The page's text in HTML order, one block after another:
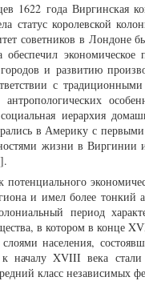
1622 года Виргинская
статус королевской
советников в Лондоне
и развитию
с
иерархия
в Америку с
жизни в
и имел более
период
в котором в конце
населения,
началу XVIII века
класс независимых